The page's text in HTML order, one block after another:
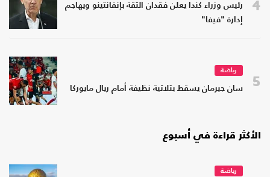
4
رئيس وزراء كندا يعلن فقدان الثقة بإنفانتينو ويهاجم
إدارة "فيفا"
5
رياضة
سان جيرمان يسقط بثلاثية نظيفة أمام ريال مايوركا
الأكثر قراءة في أسبوع
رياضة